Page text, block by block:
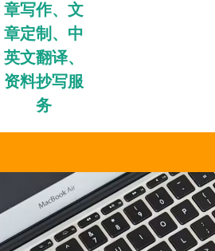
章写作、文
章定制、中
英文翻译、
资料抄写服
务